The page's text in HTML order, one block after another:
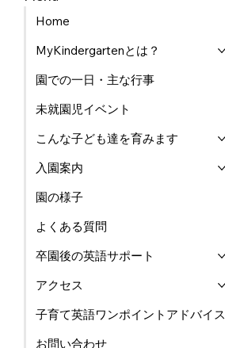
Home
MyKindergartenとは？
園での一日・主な行事
未就園児イベント
こんな子ども達を育みます
入園案内
園の様子
よくある質問
卒園後の英語サポート
アクセス
子育て英語ワンポイントアドバイス
お問い合わせ